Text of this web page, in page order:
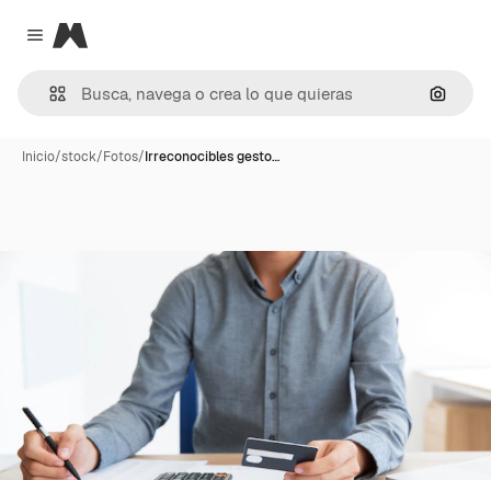
Close menu
Magnific
Inicio/stock/Fotos/Irreconocibles gesto…